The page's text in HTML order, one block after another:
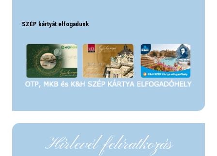
SZÉP kártyát elfogadunk
Hírlevél felíratkozás